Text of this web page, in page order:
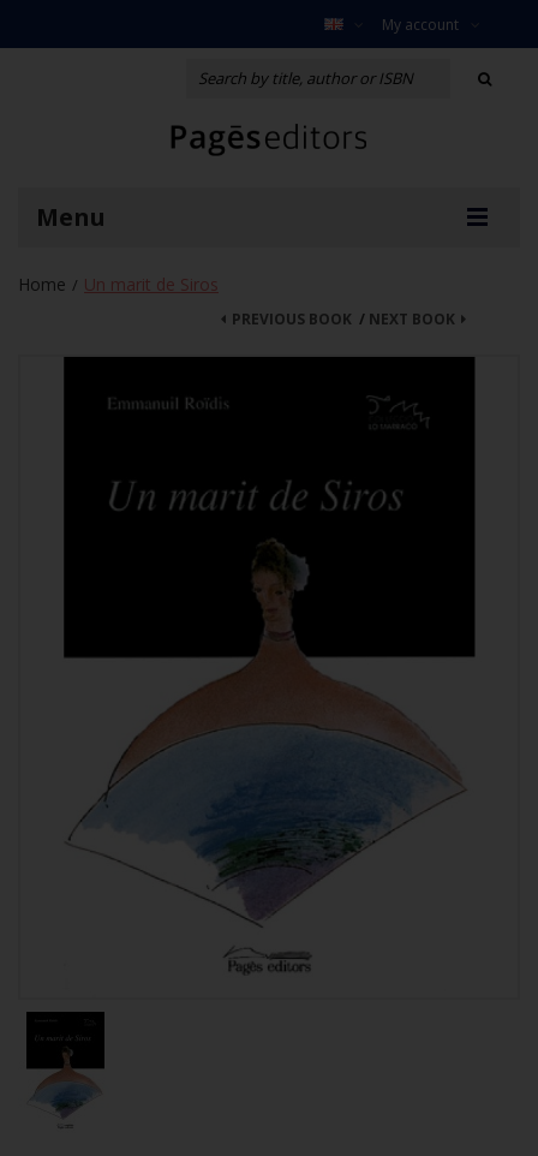
My account
Menu
Home / Un marit de Siros
NEXT BOOK
PREVIOUS BOOK /